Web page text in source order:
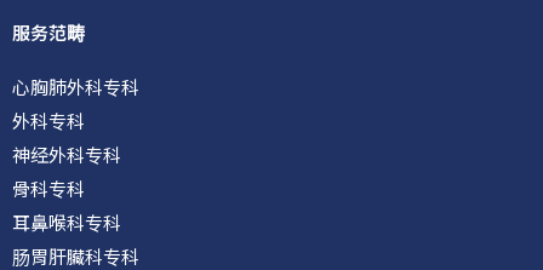
p
p
服务范畴
心胸肺外科专科
外科专科
神经外科专科
骨科专科
耳鼻喉科专科
肠胃肝臟科专科